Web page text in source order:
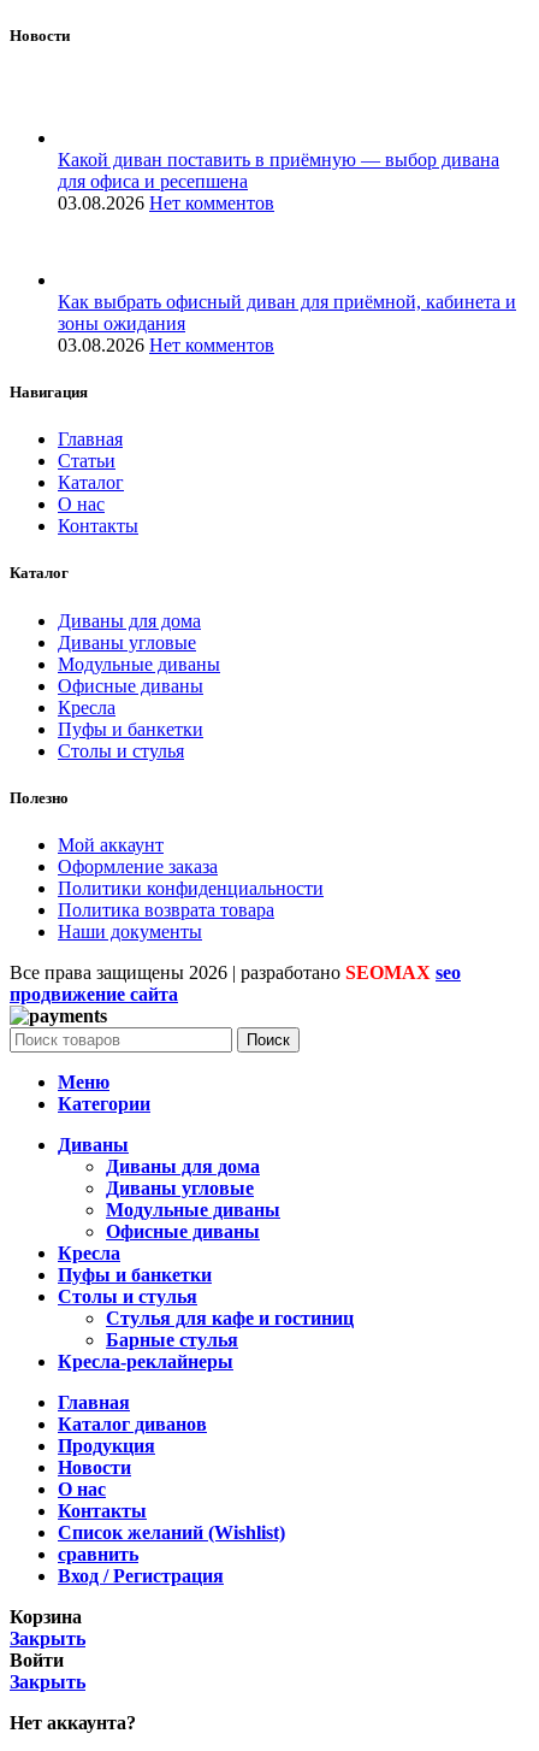
Новости
Какой диван поставить в приёмную — выбор дивана
для офиса и ресепшена
03.08.2026 Нет комментов
Как выбрать офисный диван для приёмной, кабинета и
зоны ожидания
03.08.2026 Нет комментов
Навигация
Главная
Статьи
Каталог
О нас
Контакты
Каталог
Диваны для дома
Диваны угловые
Модульные диваны
Офисные диваны
Кресла
Пуфы и банкетки
Столы и стулья
Полезно
Мой аккаунт
Оформление заказа
Политики конфиденциальности
Политика возврата товара
Наши документы
Все права защищены 2026 | разработано SEOMAX seo
продвижение сайта
Поиск
Меню
Категории
Диваны
Диваны для дома
Диваны угловые
Модульные диваны
Офисные диваны
Кресла
Пуфы и банкетки
Столы и стулья
Стулья для кафе и гостиниц
Барные стулья
Кресла-реклайнеры
Главная
Каталог диванов
Продукция
Новости
О нас
Контакты
Список желаний (Wishlist)
сравнить
Вход / Регистрация
Корзина
Закрыть
Войти
Закрыть
Нет аккаунта?